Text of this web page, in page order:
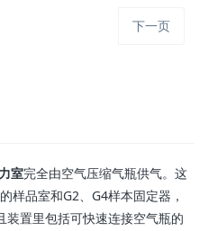
下一页
室完全由空气压缩气瓶供气。这
样品室和G2、G4样本固定器，
置里包括可快速连接空气瓶的